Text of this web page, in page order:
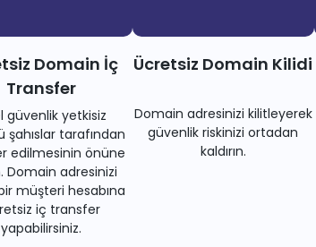
Domain İç
Transfer
güvenlik yetkisiz
şahıslar tarafından
edilmesinin önüne
Domain adresinizi
müşteri hesabına
iç transfer
yapabilirsiniz.
Ücretsiz Domain Kilidi
Domain adresinizi kilitleyerek
güvenlik riskinizi ortadan
kaldırın.